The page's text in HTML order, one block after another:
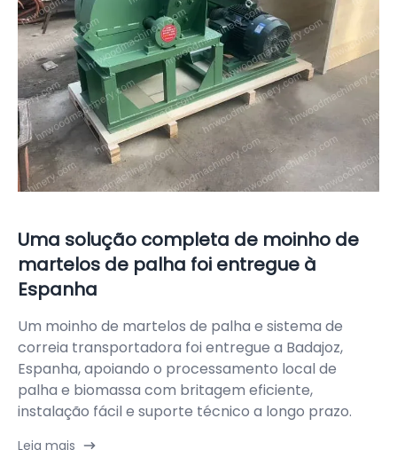
Uma solução completa de moinho de
martelos de palha foi entregue à
Espanha
Um moinho de martelos de palha e sistema de
correia transportadora foi entregue a Badajoz,
Espanha, apoiando o processamento local de
palha e biomassa com britagem eficiente,
instalação fácil e suporte técnico a longo prazo.
Leia mais